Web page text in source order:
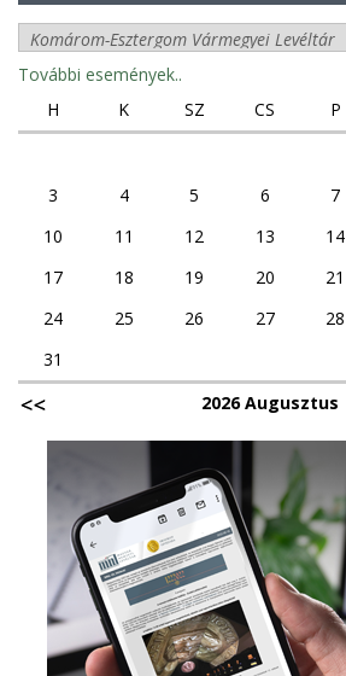
További események..
H
K SZ CS P
3
4 5 6 7
10
11 12 13 14
17
18 19 20 21
24
25 26 27 28
31
2026 Augusztus